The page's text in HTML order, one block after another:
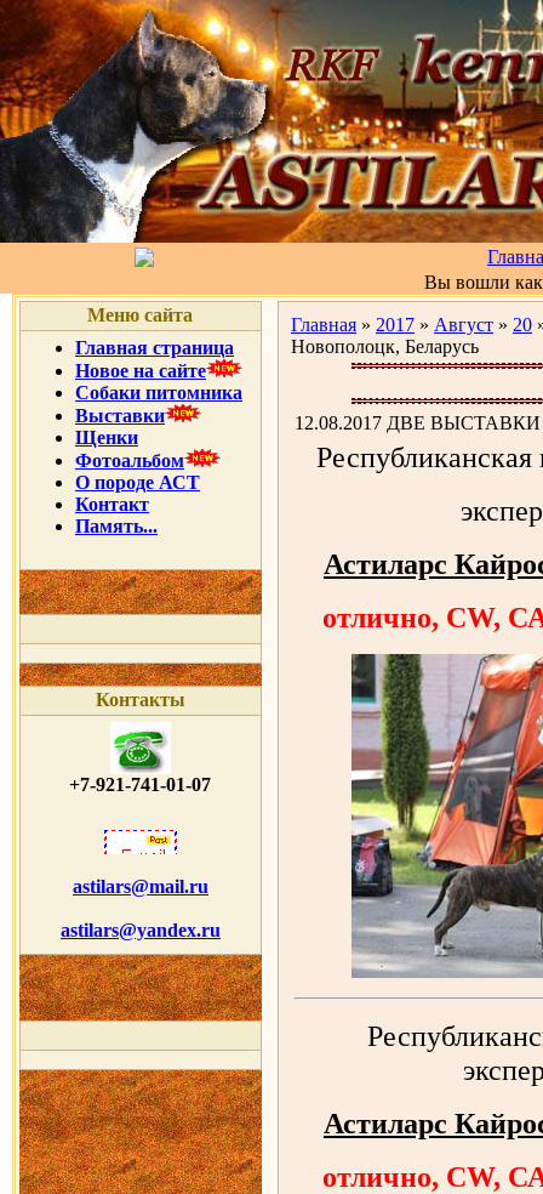
Вы вошли
Меню сайта
Главная страница
Новое на сайте
Собаки питомника
Выставки
Щенки
Фотоальбом
О породе АСТ
Контакт
Память...
Контакты
+7-921-741-01-07
astilars@mail.ru
astilars@yandex.ru
Главная » 2017 » Август » 20
Новополоцк, Беларусь
12.08.2017 ДВЕ ВЫСТАВКИ
Республиканская
Астиларс
отлично, CW,
Астиларс
отлично, CW,